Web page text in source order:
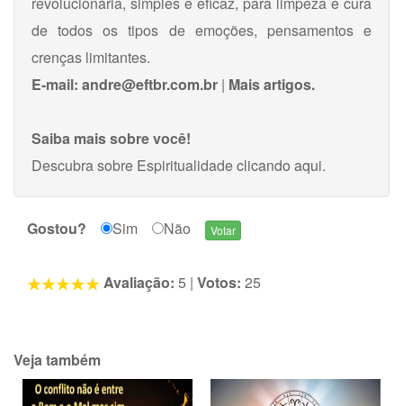
de todos os tipos de emoções, pensamentos e
crenças limitantes.
E-mail: andre@eftbr.com.br | Mais artigos.
Saiba mais sobre você!
Descubra sobre Espiritualidadeclicando aqui.
Gostou? Sim Não
Avaliação: 5 | Votos: 25
Veja também